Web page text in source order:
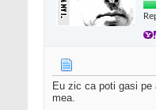
Eu zic ca poti gasi
mea.